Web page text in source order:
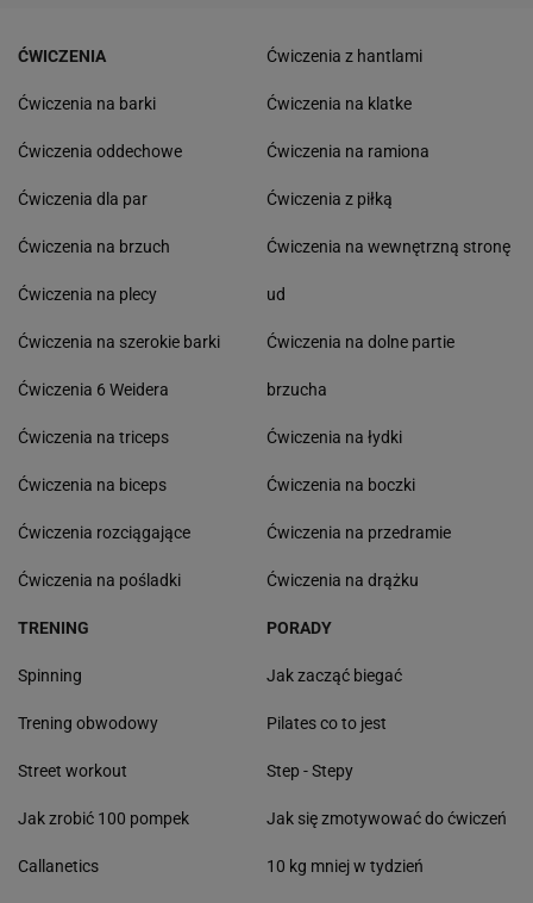
ĆWICZENIA
Ćwiczenia na barki
Ćwiczenia oddechowe
Ćwiczenia dla par
Ćwiczenia na brzuch
Ćwiczenia na plecy
Ćwiczenia na szerokie barki
Ćwiczenia 6 Weidera
Ćwiczenia na triceps
Ćwiczenia na biceps
Ćwiczenia rozciągające
Ćwiczenia na pośladki
Ćwiczenia z hantlami
Ćwiczenia na klatke
Ćwiczenia na ramiona
Ćwiczenia z piłką
Ćwiczenia na wewnętrzną stronę
ud
Ćwiczenia na dolne partie
brzucha
Ćwiczenia na łydki
Ćwiczenia na boczki
Ćwiczenia na przedramie
Ćwiczenia na drążku
TRENING
Spinning
Trening obwodowy
Street workout
Jak zrobić 100 pompek
Callanetics
PORADY
Jak zacząć biegać
Pilates co to jest
Step - Stepy
Jak się zmotywować do ćwiczeń
10 kg mniej w tydzień